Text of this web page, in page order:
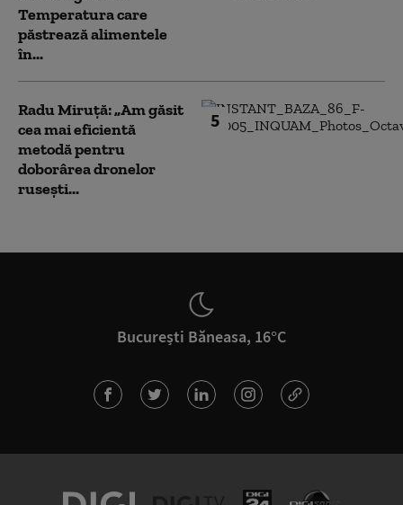
Temperatura care
păstrează alimentele
în...
5
Radu Miruță: „Am găsit
cea mai eficientă
metodă pentru
doborârea dronelor
rusești...
București Băneasa, 16°C